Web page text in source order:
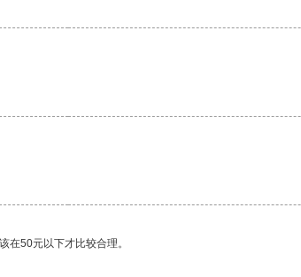
在50元以下才比较合理。